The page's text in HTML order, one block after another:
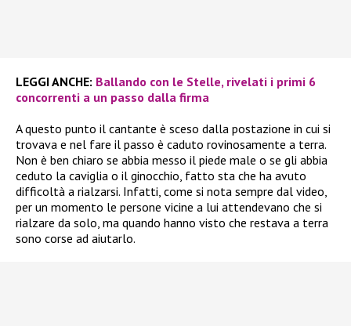
LEGGI ANCHE: Ballando con le Stelle, rivelati i primi 6
concorrenti a un passo dalla firma
A questo punto il cantante è sceso dalla postazione in cui si
trovava e nel fare il passo è caduto rovinosamente a terra.
Non è ben chiaro se abbia messo il piede male o se gli abbia
ceduto la caviglia o il ginocchio, fatto sta che ha avuto
difficoltà a rialzarsi. Infatti, come si nota sempre dal video,
per un momento le persone vicine a lui attendevano che si
rialzare da solo, ma quando hanno visto che restava a terra
sono corse ad aiutarlo.